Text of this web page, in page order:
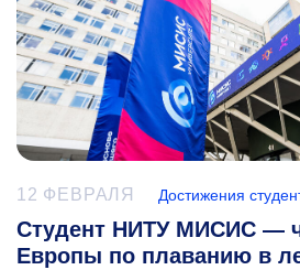
12 ФЕВРАЛЯ Достижения
Студент НИТУ МИСИС —
Европы по плаванию в